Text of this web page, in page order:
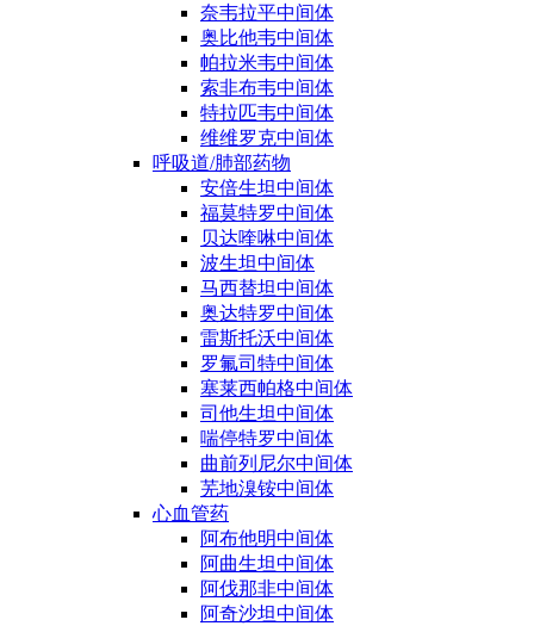
奈韦拉平中间体
奥比他韦中间体
帕拉米韦中间体
索非布韦中间体
特拉匹韦中间体
维维罗克中间体
呼吸道/肺部药物
安倍生坦中间体
福莫特罗中间体
贝达喹啉中间体
波生坦中间体
马西替坦中间体
奥达特罗中间体
雷斯托沃中间体
罗氟司特中间体
塞莱西帕格中间体
司他生坦中间体
喘停特罗中间体
曲前列尼尔中间体
芜地溴铵中间体
心血管药
阿布他明中间体
阿曲生坦中间体
阿伐那非中间体
阿奇沙坦中间体